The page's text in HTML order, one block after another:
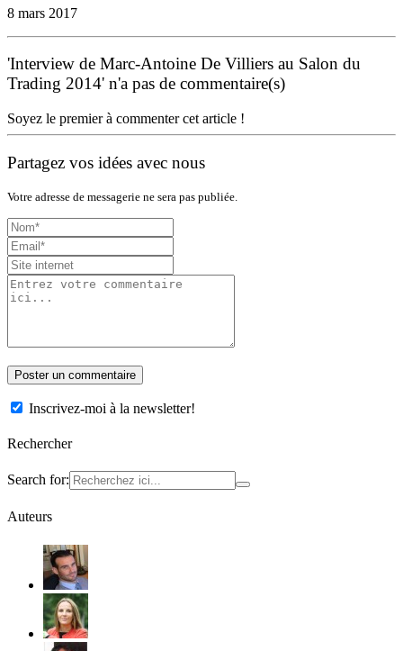
8 mars 2017
'Interview de Marc-Antoine De Villiers au Salon du
Trading 2014' n'a pas de commentaire(s)
Soyez le premier à commenter cet article !
Partagez vos idées avec nous
Votre adresse de messagerie ne sera pas publiée.
Inscrivez-moi à la newsletter!
Rechercher
Search for:
Auteurs